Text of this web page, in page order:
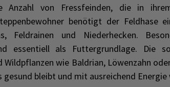
Anzahl von Fressfeinden, die in
benötigt der Feldhase
Feldrainen und Niederhecken.
essentiell als Futtergrundlage. Die
Wildpflanzen wie Baldrian, Löwenzahn
gesund bleibt und mit ausreichend